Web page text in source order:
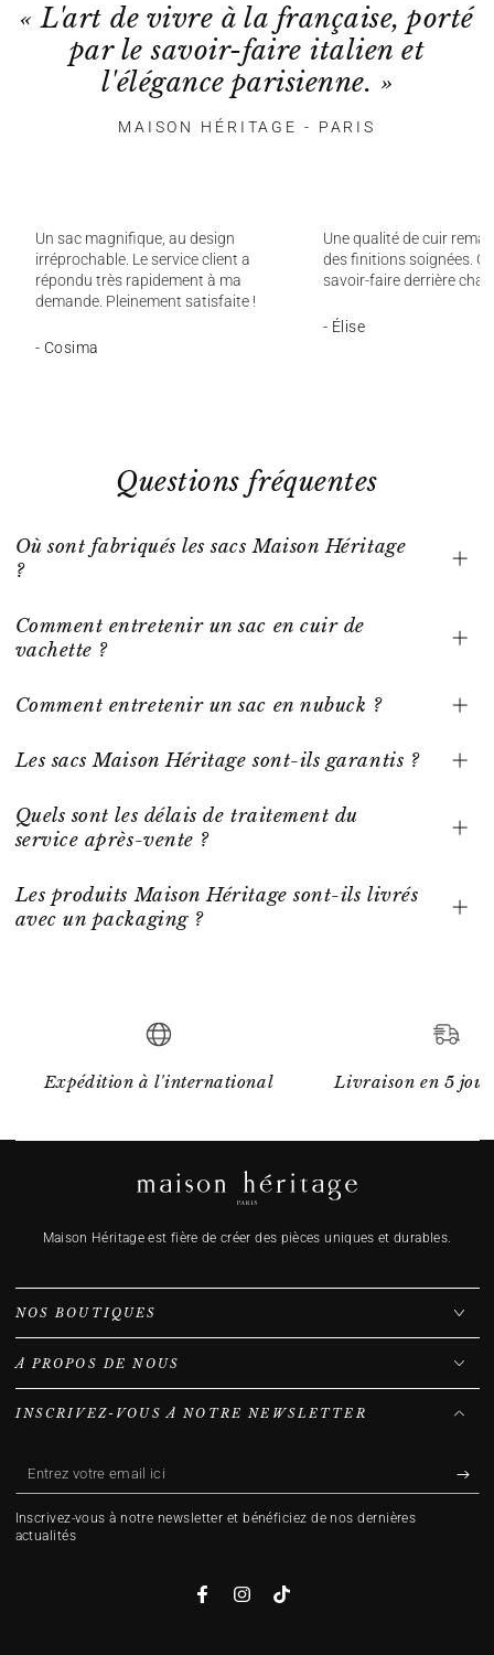
« L'art de vivre à la française, porté
par le savoir-faire italien et
l'élégance parisienne. »
MAISON HÉRITAGE - PARIS
Un sac magnifique, au design
irréprochable. Le service client a
répondu très rapidement à ma
demande. Pleinement satisfaite !
- Cosima
Une qualité de cuir
des finitions soignées.
savoir-faire derrière
- Élise
Questions fréquentes
Où sont fabriqués les sacs Maison Héritage
?
Comment entretenir un sac en cuir de
vachette ?
Comment entretenir un sac en nubuck ?
Les sacs Maison Héritage sont-ils garantis ?
Quels sont les délais de traitement du
service après-vente ?
Les produits Maison Héritage sont-ils livrés
avec un packaging ?
Expédition à l'international Livraison en 5
Maison Héritage est fière de créer des pièces uniques et durables.
NOS BOUTIQUES
À PROPOS DE NOUS
INSCRIVEZ-VOUS À NOTRE NEWSLETTER
Entrez
votre
email
Inscrivez-vous à notre newsletter et bénéficiez de nos dernières
actualités
FacebookInstagramTikTok